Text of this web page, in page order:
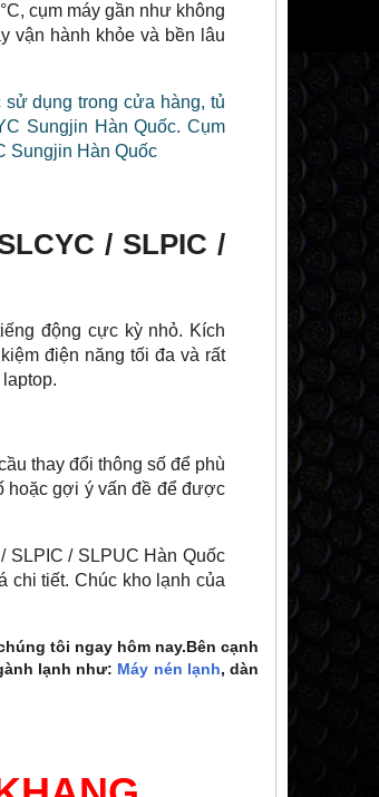
cụm máy gần như không
vận hành khỏe và bền lâu
/ SLPIC /
động cực kỳ nhỏ. Kích
điện năng tối đa và rất
thay đổi thông số để phù
hoặc gợi ý vấn đề để được
SLPIC / SLPUC Hàn Quốc
tiết. Chúc kho lạnh của
tôi ngay hôm nay.Bên cạnh
lạnh như: Máy nén lạnh, dàn